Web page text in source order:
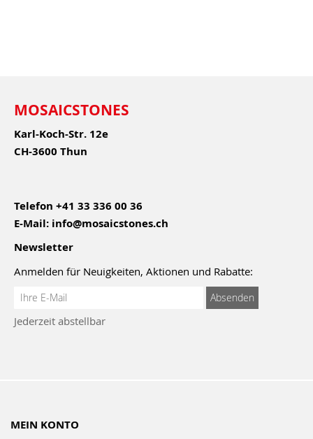
MOSAICSTONES
Karl-Koch-Str. 12e
CH-3600 Thun
Telefon +41 33 336 00 36
E-Mail: info@mosaicstones.ch
Newsletter
Anmelden für Neuigkeiten, Aktionen und Rabatte:
Anmeldung
Newsletter:
Absenden
Jederzeit abstellbar
MEIN KONTO